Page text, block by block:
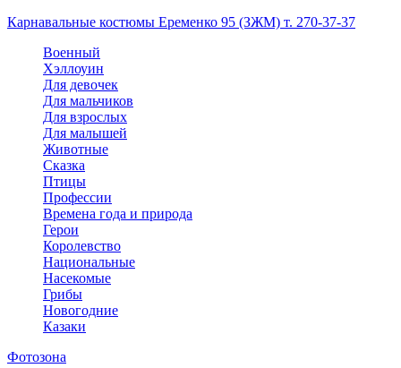
Карнавальные костюмы Еременко 95 (ЗЖМ) т. 270-37-37
Военный
Хэллоуин
Для девочек
Для мальчиков
Для взрослых
Для малышей
Животные
Сказка
Птицы
Профессии
Времена года и природа
Герои
Королевство
Национальные
Насекомые
Грибы
Новогодние
Казаки
Фотозона